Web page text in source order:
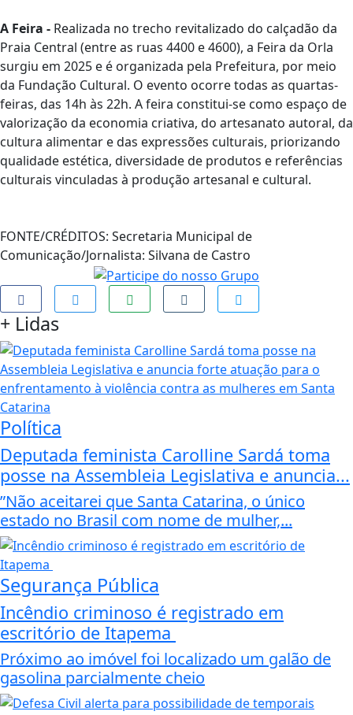
A Feira - Realizada no trecho revitalizado do calçadão da
Praia Central (entre as ruas 4400 e 4600), a Feira da Orla
surgiu em 2025 e é organizada pela Prefeitura, por meio
da Fundação Cultural. O evento ocorre todas as quartas-
feiras, das 14h às 22h. A feira constitui-se como espaço de
valorização da economia criativa, do artesanato autoral, da
cultura alimentar e das expressões culturais, priorizando
qualidade estética, diversidade de produtos e referências
culturais vinculadas à produção artesanal e cultural.
FONTE/CRÉDITOS: Secretaria Municipal de
Comunicação/Jornalista: Silvana de Castro
+ Lidas
Política
Deputada feminista Carolline Sardá toma
posse na Assembleia Legislativa e anuncia...
”Não aceitarei que Santa Catarina, o único
estado no Brasil com nome de mulher,...
Segurança Pública
Incêndio criminoso é registrado em
escritório de Itapema
Próximo ao imóvel foi localizado um galão de
gasolina parcialmente cheio